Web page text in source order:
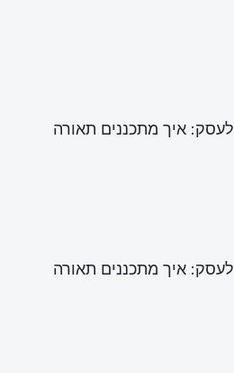
איך מתכננים תאורה
איך מתכננים תאורה